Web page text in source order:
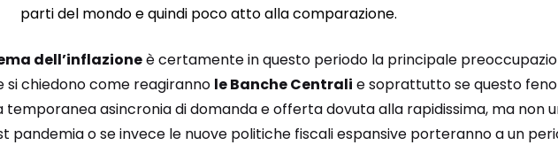
parti del mondo e quindi poco atto alla comparazione.
dell’inflazioneè certamente in questo periodo la principale
si chiedono come reagiranno le Banche Centrali e soprattutto se questo
temporanea asincronia di domanda e offerta dovuta alla rapidissima, ma non
pandemia o se invece le nuove politiche fiscali espansive porteranno a un